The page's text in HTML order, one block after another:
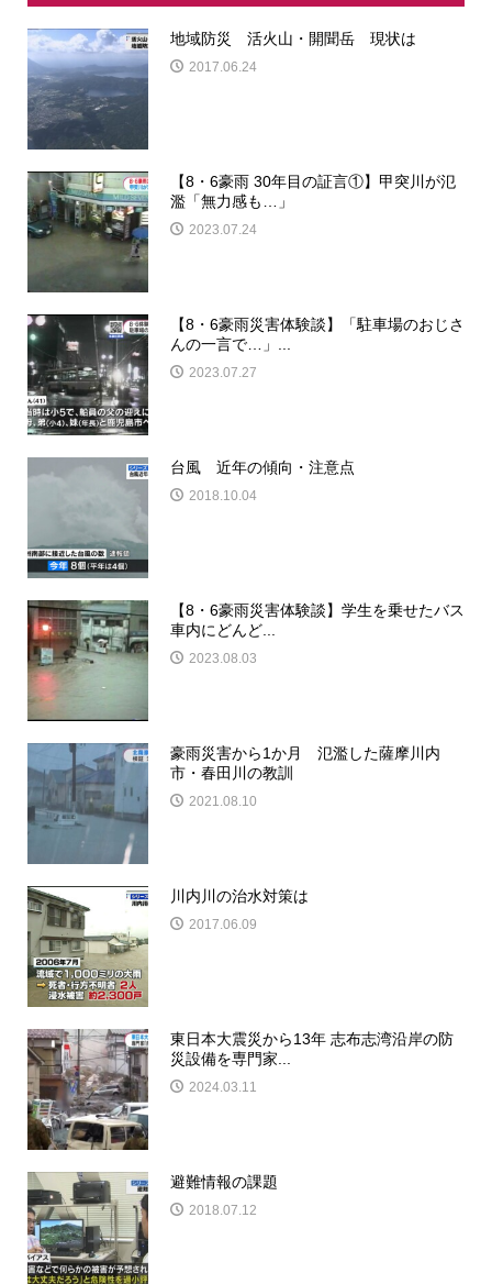
地域防災 活火山・開聞岳 現状は
2017.06.24
【8・6豪雨 30年目の証言①】甲突川が氾
濫「無力感も…」
2023.07.24
【8・6豪雨災害体験談】「駐車場のおじさ
んの一言で…」...
2023.07.27
台風 近年の傾向・注意点
2018.10.04
【8・6豪雨災害体験談】学生を乗せたバス
車内にどんど...
2023.08.03
豪雨災害から1か月 氾濫した薩摩川内
市・春田川の教訓
2021.08.10
川内川の治水対策は
2017.06.09
東日本大震災から13年 志布志湾沿岸の防
災設備を専門家...
2024.03.11
避難情報の課題
2018.07.12